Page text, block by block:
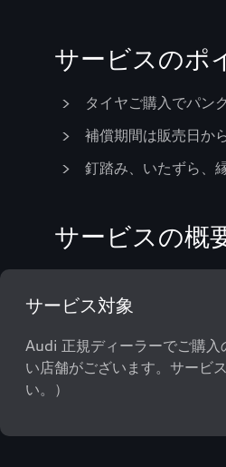
サービスのポ
タイヤご購入でパン
補償期間は販売日か
釘踏み、いたずら、
サービスの概
サービス対象
Audi 正規ディーラーでご購
い店舗がございます。サービ
い。）